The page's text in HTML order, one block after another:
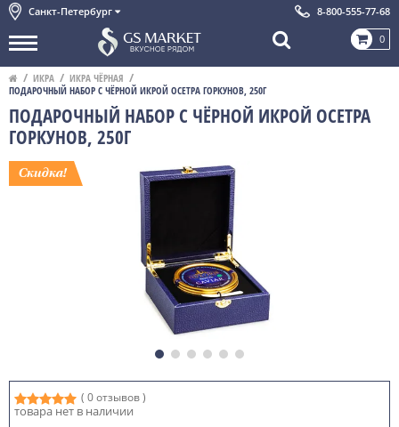
Санкт-Петербург 8-800-555-77-68
0
ИКРА
ИКРА ЧЁРНАЯ
ПОДАРОЧНЫЙ НАБОР С ЧЁРНОЙ ИКРОЙ ОСЕТРА ГОРКУНОВ, 250Г
ПОДАРОЧНЫЙ НАБОР С ЧЁРНОЙ ИКРОЙ ОСЕТРА
ГОРКУНОВ, 250Г
( 0 отзывов )
товара нет в наличии